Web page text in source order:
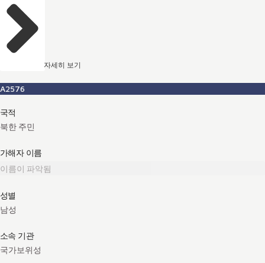
자세히 보기
A2576
국적
북한 주민
가해자 이름
이름이 파악됨
성별
남성
소속 기관
국가보위성